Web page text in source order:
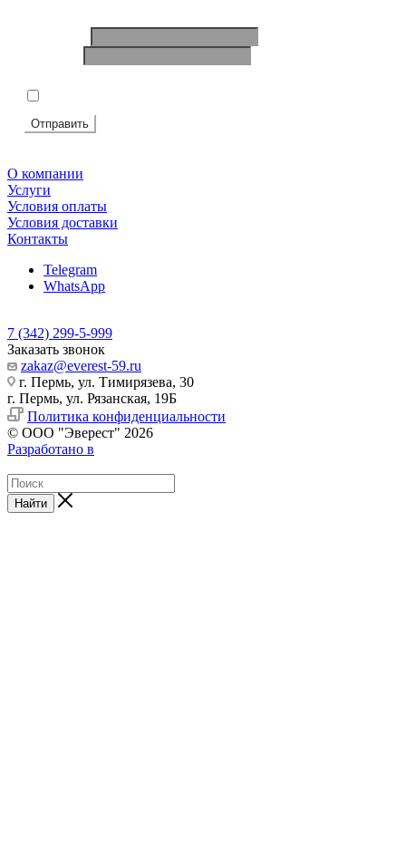
Отправить
О компании
Услуги
Условия оплаты
Условия доставки
Контакты
Telegram
WhatsApp
7 (342) 299-5-999
Заказать звонок
zakaz@everest-59.ru
г. Пермь, ул. Тимирязева, 30
г. Пермь, ул. Рязанская, 19Б
Политика конфиденциальности
© ООО "Эверест" 2026
Разработано в
Найти